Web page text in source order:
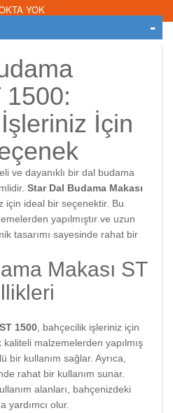
YOK
1500:
İçin
ve dayanıklı bir dal budama
Star Dal Budama Makası
için ideal bir seçenektir. Bu
yapılmıştır ve uzun
tasarımı sayesinde rahat bir
Makası ST
1500 , bahçecilik işleriniz için
malzemelerden yapılmış
kullanım sağlar. Ayrıca,
rahat bir kullanım sunar.
alanları, bahçenizdeki
yardımcı olur.